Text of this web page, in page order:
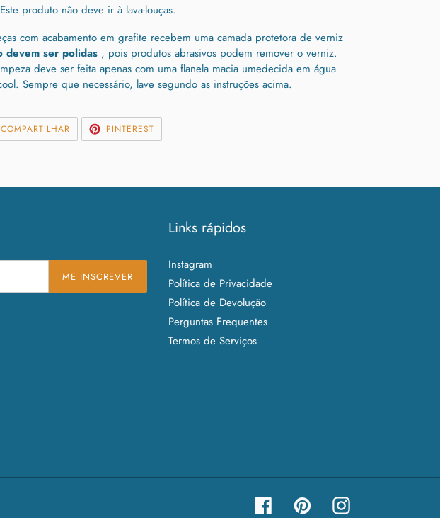
Este produto não deve ir à lava-louças.
com acabamento em grafite recebem uma camada protetora de verniz
devem ser polidas , pois produtos abrasivos podem remover o verniz.
deve ser feita apenas com uma flanela macia umedecida em água
Sempre que necessário, lave segundo as instruções acima.
COMPARTILHAR COMPARTILHAR
NO
FACEBOOK
PINTEREST
PIN
ME INSCREVER
Links rápidos
Instagram
Política de Privacidade
Política de Devolução
Perguntas Frequentes
Termos de Serviços
FacebookPinterestInstagram